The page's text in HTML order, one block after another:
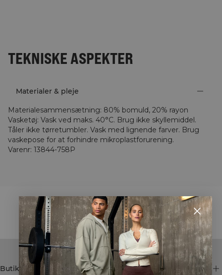
TEKNISKE ASPEKTER
Materialer & pleje
Materialesammensætning: 80% bomuld, 20% rayon
Vasketøj: Vask ved maks. 40°C. Brug ikke skyllemiddel.
Tåler ikke tørretumbler. Vask med lignende farver. Brug
vaskepose for at forhindre mikroplastforurening.
Varenr: 13844-758P
STYLE WITH
Butik